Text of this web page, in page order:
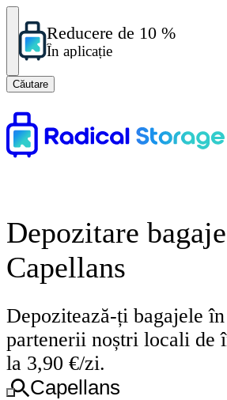
Reducere de 10 %
În aplicație
Căutare
Depozitare bagaje
Capellans
Depozitează-ți bagajele
partenerii noștri locali de
la 3,90 €/zi.
Capellans